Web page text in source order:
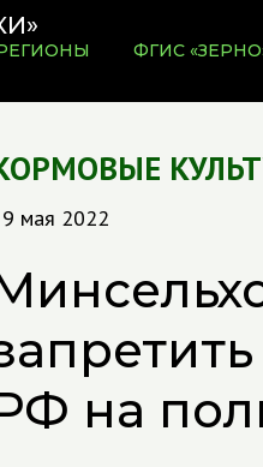
ФГИС
мая 2022
на